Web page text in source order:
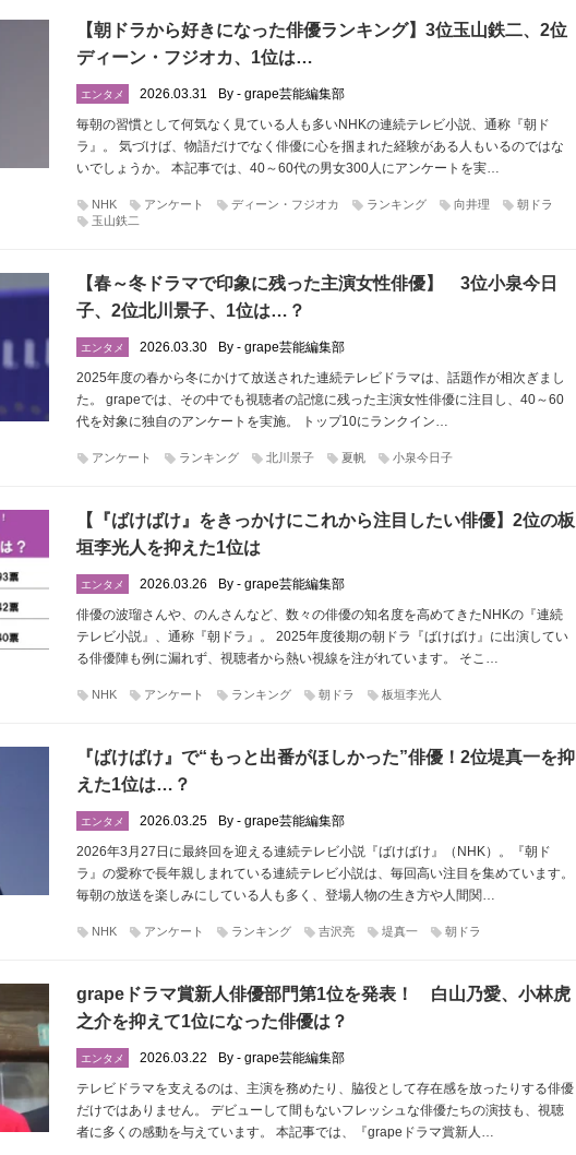
【朝ドラから好きになった俳優ランキング】3位玉山鉄二、2位
ディーン・フジオカ、1位は…
エンタメ 2026.03.31
By - grape芸能編集部
毎朝の習慣として何気なく見ている人も多いNHKの連続テレビ小説、通称『朝ド
ラ』。 気づけば、物語だけでなく俳優に心を掴まれた経験がある人もいるのではな
いでしょうか。 本記事では、40～60代の男女300人にアンケートを実…
NHK アンケート ディーン・フジオカ ランキング 向井理
朝ドラ
玉山鉄二
【春～冬ドラマで印象に残った主演女性俳優】 3位小泉今日
子、2位北川景子、1位は…？
エンタメ 2026.03.30
By - grape芸能編集部
2025年度の春から冬にかけて放送された連続テレビドラマは、話題作が相次ぎまし
た。 grapeでは、その中でも視聴者の記憶に残った主演女性俳優に注目し、40～60
代を対象に独自のアンケートを実施。 トップ10にランクイン…
アンケート ランキング 北川景子 夏帆 小泉今日子
【『ばけばけ』をきっかけにこれから注目したい俳優】2位の板
垣李光人を抑えた1位は
エンタメ 2026.03.26
By - grape芸能編集部
俳優の波瑠さんや、のんさんなど、数々の俳優の知名度を高めてきたNHKの『連続
テレビ小説』、通称『朝ドラ』。 2025年度後期の朝ドラ『ばけばけ』に出演してい
る俳優陣も例に漏れず、視聴者から熱い視線を注がれています。 そこ…
NHK アンケート ランキング 朝ドラ 板垣李光人
『ばけばけ』で“もっと出番がほしかった”俳優！2位堤真一を抑
えた1位は…？
エンタメ 2026.03.25
By - grape芸能編集部
2026年3月27日に最終回を迎える連続テレビ小説『ばけばけ』（NHK）。『朝ド
ラ』の愛称で長年親しまれている連続テレビ小説は、毎回高い注目を集めています。
毎朝の放送を楽しみにしている人も多く、登場人物の生き方や人間関…
NHK アンケート ランキング 吉沢亮 堤真一 朝ドラ
grapeドラマ賞新人俳優部門第1位を発表！ 白山乃愛、小林虎
之介を抑えて1位になった俳優は？
エンタメ 2026.03.22
By - grape芸能編集部
テレビドラマを支えるのは、主演を務めたり、脇役として存在感を放ったりする俳優
だけではありません。 デビューして間もないフレッシュな俳優たちの演技も、視聴
者に多くの感動を与えています。 本記事では、『grapeドラマ賞新人…